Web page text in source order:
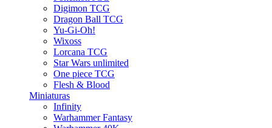
Digimon TCG
Dragon Ball TCG
Yu-Gi-Oh!
Wixoss
Lorcana TCG
Star Wars unlimited
One piece TCG
Flesh & Blood
Miniaturas
Infinity
Warhammer Fantasy